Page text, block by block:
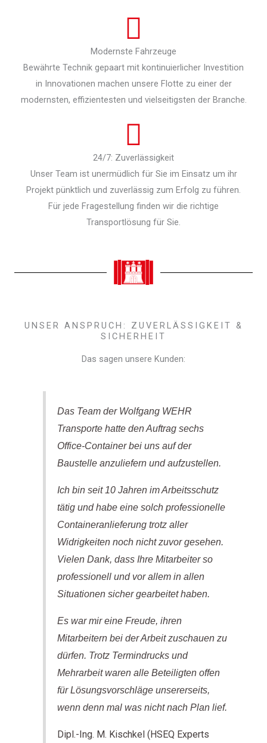
Modernste Fahrzeuge
Bewährte Technik gepaart mit kontinuierlicher Investition
in Innovationen machen unsere Flotte zu einer der
modernsten, effizientesten und vielseitigsten der Branche.
24/7: Zuverlässigkeit
Unser Team ist unermüdlich für Sie im Einsatz um ihr
Projekt pünktlich und zuverlässig zum Erfolg zu führen.
Für jede Fragestellung finden wir die richtige
Transportlösung für Sie.
UNSER ANSPRUCH: ZUVERLÄSSIGKEIT &
SICHERHEIT
Das sagen unsere Kunden:
Das Team der Wolfgang WEHR
Transporte hatte den Auftrag sechs
Office-Container bei uns auf der
Baustelle anzuliefern und aufzustellen.
Ich bin seit 10 Jahren im Arbeitsschutz
tätig und habe eine solch professionelle
Containeranlieferung trotz aller
Widrigkeiten noch nicht zuvor gesehen.
Vielen Dank,dass Ihre Mitarbeiter so
professionell und vor allem in allen
Situationen sicher gearbeitet haben.
Es war mir eine Freude, ihren
Mitarbeitern bei der Arbeit zuschauen zu
dürfen. Trotz Termindrucks und
Mehrarbeit waren alle Beteiligten offen
für Lösungsvorschläge unsererseits,
wenn denn mal was nicht nach Plan lief.
Dipl.-Ing. M. Kischkel (HSEQ Experts